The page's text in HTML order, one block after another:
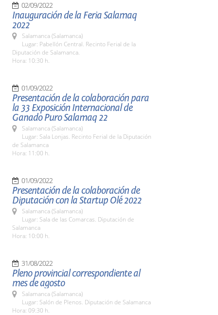
02/09/2022
Inauguración de la Feria Salamaq
2022
Salamanca (Salamanca)
Lugar: Pabellón Central. Recinto Ferial de la
Diputación de Salamanca.
Hora: 10:30 h.
01/09/2022
Presentación de la colaboración para
la 33 Exposición Internacional de
Ganado Puro Salamaq 22
Salamanca (Salamanca)
Lugar: Sala Lonjas. Recinto Ferial de la Diputación
de Salamanca
Hora: 11:00 h.
01/09/2022
Presentación de la colaboración de
Diputación con la Startup Olé 2022
Salamanca (Salamanca)
Lugar: Sala de las Comarcas. Diputación de
Salamanca
Hora: 10:00 h.
31/08/2022
Pleno provincial correspondiente al
mes de agosto
Salamanca (Salamanca)
Lugar: Salón de Plenos. Diputación de Salamanca
Hora: 09:30 h.